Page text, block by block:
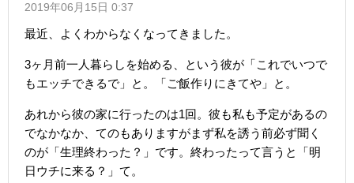
2019年06月15日 0:37
最近、よくわからなくなってきました。
3ヶ月前一人暮らしを始める、という彼が「これでいつで
もエッチできるで」と。「ご飯作りにきてや」と。
あれから彼の家に行ったのは1回。彼も私も予定があるの
でなかなか、てのもありますがまず私を誘う前必ず聞く
のが「生理終わった？」です。終わったって言うと「明
日ウチに来る？」て。